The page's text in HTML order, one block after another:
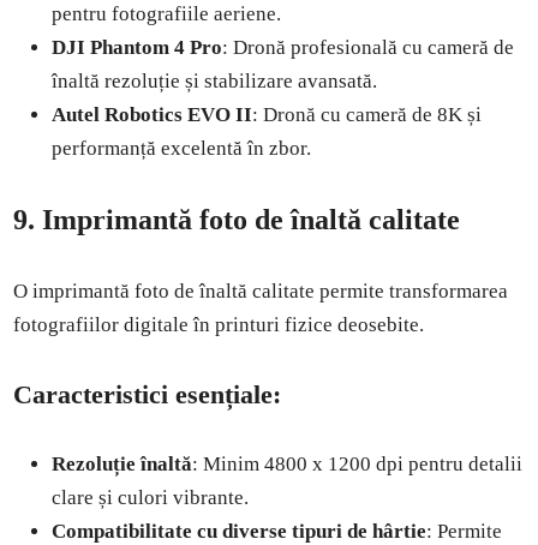
pentru fotografiile aeriene.
DJI Phantom 4 Pro: Dronă profesională cu cameră de
înaltă rezoluție și stabilizare avansată.
Autel Robotics EVO II: Dronă cu cameră de 8K și
performanță excelentă în zbor.
9. Imprimantă foto de înaltă calitate
O imprimantă foto de înaltă calitate permite transformarea
fotografiilor digitale în printuri fizice deosebite.
Caracteristici esențiale:
Rezoluție înaltă: Minim 4800 x 1200 dpi pentru detalii
clare și culori vibrante.
Compatibilitate cu diverse tipuri de hârtie: Permite